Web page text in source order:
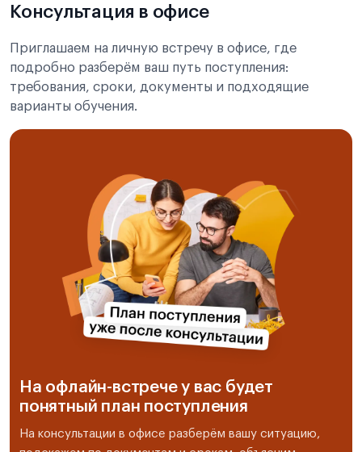
Консультация в офисе
Приглашаем на личную встречу в офисе, где
подробно разберём ваш путь поступления:
требования, сроки, документы и подходящие
варианты обучения.
На офлайн-встрече у вас будет
понятный план поступления
На консультации в офисе разберём вашу ситуацию,